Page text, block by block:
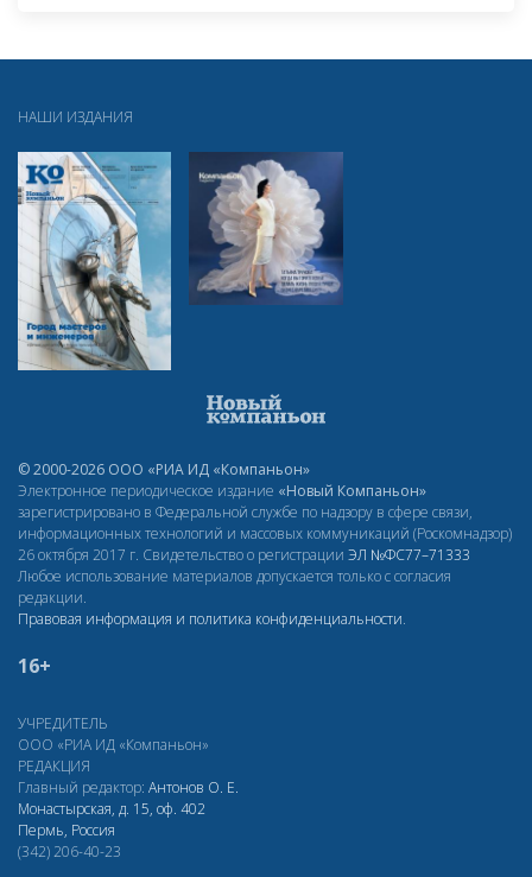
НАШИ ИЗДАНИЯ
© 2000-2026 ООО «РИА ИД «Компаньон»
Электронное периодическое издание «Новый Компаньон»
зарегистрировано в Федеральной службе по надзору в сфере связи,
информационных технологий и массовых коммуникаций (Роскомнадзор)
26 октября 2017 г. Свидетельство о регистрации ЭЛ №ФС77–71333
Любое использование материалов допускается только с согласия
редакции.
Правовая информация и политика конфиденциальности.
16+
УЧРЕДИТЕЛЬ
ООО «РИА ИД «Компаньон»
РЕДАКЦИЯ
Главный редактор: Антонов О. Е.
Монастырская, д. 15, оф. 402
Пермь, Россия
(342) 206-40-23